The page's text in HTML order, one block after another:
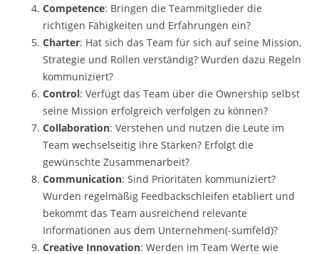
Competence: Bringen die Teammitglieder die
richtigen Fähigkeiten und Erfahrungen ein?
Charter: Hat sich das Team für sich auf seine Mission,
Strategie und Rollen verständig? Wurden dazu Regeln
kommuniziert?
Control: Verfügt das Team über die Ownership selbst
seine Mission erfolgreich verfolgen zu können?
Collaboration: Verstehen und nutzen die Leute im
Team wechselseitig ihre Stärken? Erfolgt die
gewünschte Zusammenarbeit?
Communication: Sind Prioritäten kommuniziert?
Wurden regelmäßig Feedbackschleifen etabliert und
bekommt das Team ausreichend relevante
Informationen aus dem Unternehmen(-sumfeld)?
Creative Innovation: Werden im Team Werte wie